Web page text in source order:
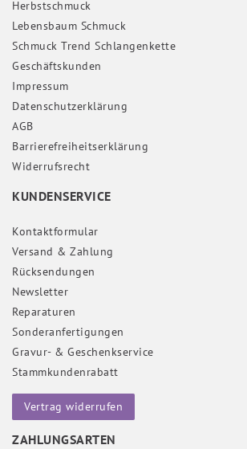
Herbstschmuck
Lebensbaum Schmuck
Schmuck Trend Schlangenkette
Geschäftskunden
Impressum
Daten­schutz­erklärung
AGB
Barrierefreiheitserklärung
Widerrufs­recht
KUNDENSERVICE
Kontaktformular
Versand & Zahlung
Rücksendungen
Newsletter
Reparaturen
Sonderanfertigungen
Gravur- & Geschenkservice
Stammkundenrabatt
Vertrag widerrufen
ZAHLUNGSARTEN